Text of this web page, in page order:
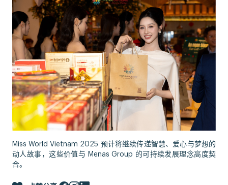
Miss World Vietnam 2025 预计将继续传递智慧、爱心与梦想的
动人故事，这些价值与 Menas Group 的可持续发展理念高度契
合。